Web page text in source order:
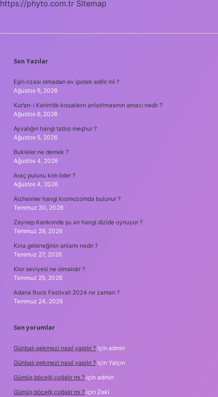
https://phyto.com.tr Sitemap
SIDEBAR
Son Yazılar
Eşin rızası olmadan ev ipotek edilir mi ?
Ağustos 6, 2026
Kur’an-ı Kerim’de kıssaların anlatılmasının amacı nedir ?
Ağustos 6, 2026
Ayvalığın hangi tatlısı meşhur ?
Ağustos 5, 2026
Bukleler ne demek ?
Ağustos 4, 2026
Araç pulunu kim öder ?
Ağustos 4, 2026
Alzheimer hangi kromozomda bulunur ?
Temmuz 30, 2026
Zeynep Kankonde şu an hangi dizide oynuyor ?
Temmuz 29, 2026
Kına geleneğinin anlamı nedir ?
Temmuz 27, 2026
Klor seviyesi ne olmalıdır ?
Temmuz 25, 2026
Adana Rock Festivali 2024 ne zaman ?
Temmuz 24, 2026
Son yorumlar
Günbalı pekmezi nasıl yapılır ? için admin
Günbalı pekmezi nasıl yapılır ? için Yalçın
Gümüş böceği çoğalır mı ? için admin
Gümüş böceği çoğalır mı ? için Zeki